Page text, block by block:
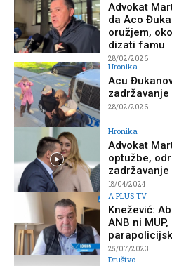
Advokat
da Aco
oružjem,
dizati famu
28/02/2026
Hronika
Acu
28/02/2026
Hronika
Advokat
optužbe,
zadržavanje
18/04/2024
A PLUS TV
Knežević:
ANB ni
25/07/2023
Društvo